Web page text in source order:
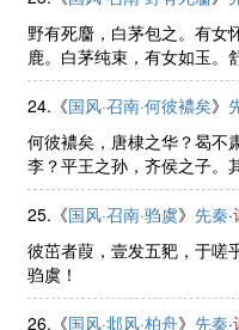
野有死麕，白茅包之。有女
鹿。白茅纯束，有女如玉。
吠！
24.《国风·召南·何彼襛矣》
何彼襛矣，唐棣之华？曷不
李？平王之孙，齐侯之子。
之孙。
25.《国风·召南·驺虞》先秦·
彼茁者葭，壹发五豝，于嗟
驺虞！
26.《国风·邶风·柏舟》先秦·